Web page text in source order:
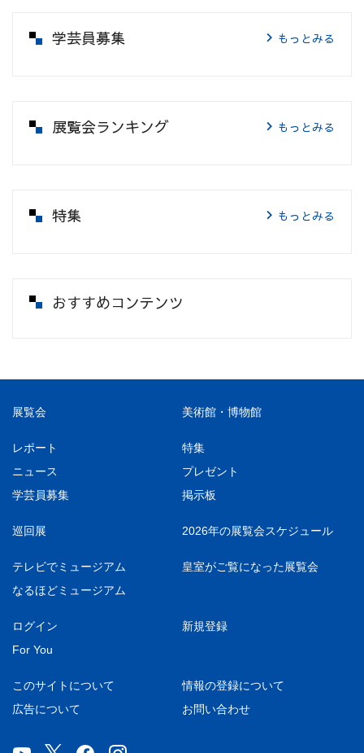
学芸員募集 もっとみる
展覧会ランキング もっとみる
特集 もっとみる
おすすめコンテンツ
展覧会 美術館・博物館
レポート
特集
ニュース
プレゼント
学芸員募集
掲示板
巡回展 2026年の展覧会スケジュール
テレビでミュージアム
皇室がご覧になった展覧会
なるほどミュージアム
ログイン
新規登録
For You
このサイトについて
情報の登録について
広告について
お問い合わせ